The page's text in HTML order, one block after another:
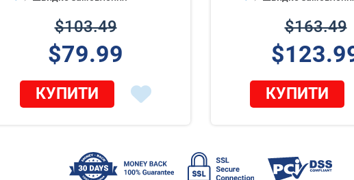
$103.49
$79.99
КУПИТИ
$163.49
КУПИТИ